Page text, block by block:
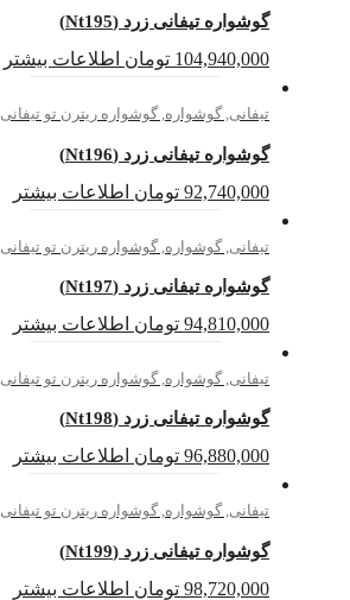
گوشواره تیفانی زرد (Nt195)
104,940,000 تومان اطلاعات بیشتر
تیفانی, گوشواره, گوشواره ریترن تو تیفانی
گوشواره تیفانی زرد (Nt196)
92,740,000 تومان اطلاعات بیشتر
تیفانی گوشواره گوشواره ریترن تو تیفانی
گوشواره تیفانی زرد (Nt197)
94,810,000 تومان اطلاعات بیشتر
تیفانی گوشواره گوشواره ریترن تو تیفانی
گوشواره تیفانی زرد (Nt198)
96,880,000 تومان اطلاعات بیشتر
تیفانی, گوشواره, گوشواره ریترن تو تیفانی
گوشواره تیفانی زرد (Nt199)
98,720,000 تومان اطلاعات بیشتر